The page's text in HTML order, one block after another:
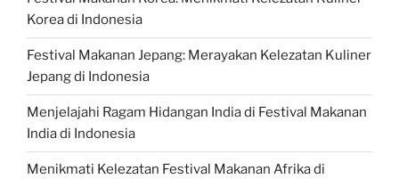
Korea di Indonesia
Festival Makanan Jepang: Merayakan Kelezatan Kuliner
Jepang di Indonesia
Menjelajahi Ragam Hidangan India di Festival Makanan
India di Indonesia
Menikmati Kelezatan Festival Makanan Afrika di